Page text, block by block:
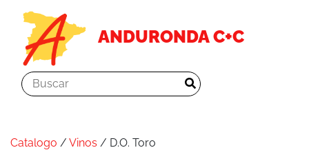
ANDURONDA C+C
Catalogo / Vinos / D.O. Toro